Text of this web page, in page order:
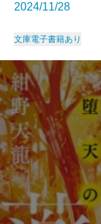
2024/11/28
文庫電子書籍あり